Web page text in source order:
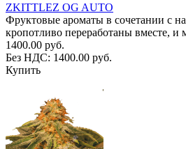
ZKITTLEZ OG AUTO
Фруктовые ароматы в сочетании с
кропотливо переработаны вместе, и
1400.00 руб.
Без НДС: 1400.00 руб.
Купить